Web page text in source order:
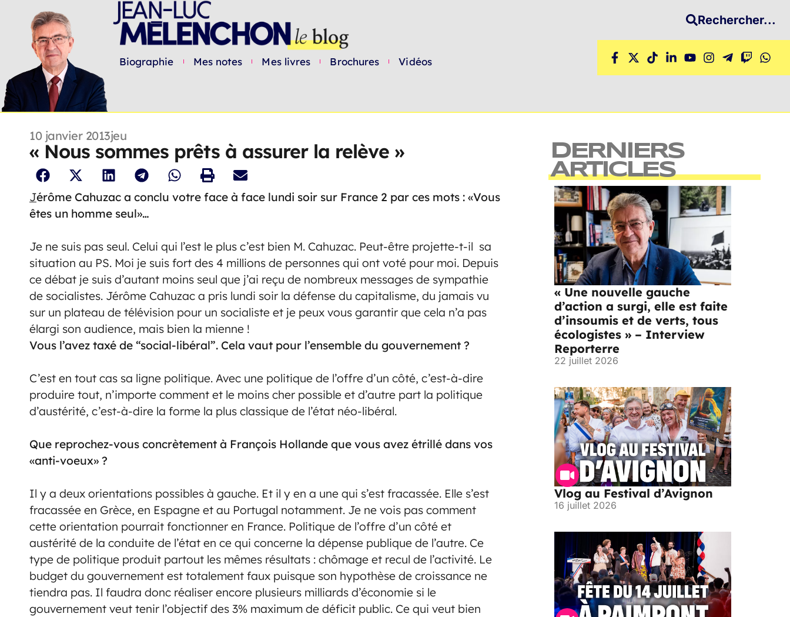
Biographie Mes notes Mes livres Brochures Vidéos
Rechercher...
10 janvier 2013jeu
« Nous sommes prêts à assurer la relève »
Jérôme Cahuzac a conclu votre face à face lundi soir sur France 2 par ces mots : «Vous
êtes un homme seul»…
Je ne suis pas seul. Celui qui l’est le plus c’est bien M. Cahuzac. Peut-être projette-t-il sa
situation au PS. Moi je suis fort des 4 millions de personnes qui ont voté pour moi. Depuis
ce débat je suis d’autant moins seul que j’ai reçu de nombreux messages de sympathie
de socialistes. Jérôme Cahuzac a pris lundi soir la défense du capitalisme, du jamais vu
sur un plateau de télévision pour un socialiste et je peux vous garantir que cela n’a pas
élargi son audience, mais bien la mienne !
Vous l’avez taxé de “social-libéral”. Cela vaut pour l’ensemble du gouvernement ?
C’est en tout cas sa ligne politique. Avec une politique de l’offre d’un côté, c’est-à-dire
produire tout, n’importe comment et le moins cher possible et d’autre part la politique
d’austérité, c’est-à-dire la forme la plus classique de l’état néo-libéral.
Que reprochez-vous concrètement à François Hollande que vous avez étrillé dans vos
«anti-voeux» ?
Il y a deux orientations possibles à gauche. Et il y en a une qui s’est fracassée. Elle s’est
fracassée en Grèce, en Espagne et au Portugal notamment. Je ne vois pas comment
cette orientation pourrait fonctionner en France. Politique de l’offre d’un côté et
austérité de la conduite de l’état en ce qui concerne la dépense publique de l’autre. Ce
type de politique produit partout les mêmes résultats : chômage et recul de l’activité. Le
budget du gouvernement est totalement faux puisque son hypothèse de croissance ne
tiendra pas. Il faudra donc réaliser encore plusieurs milliards d’économie si le
gouvernement veut tenir l’objectif des 3% maximum de déficit public. Ce qui veut bien
DERNIERS
ARTICLES
« Une nouvelle gauche
d’action a surgi, elle est faite
d’insoumis et de verts, tous
écologistes » – Interview
Reporterre
22 juillet 2026
Vlog au Festival d’Avignon
16 juillet 2026